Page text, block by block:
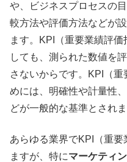
や、ビジネスプロセスの
較方法や評価方法などが
ます。KPI（重要業績評
しても、測られた数値を
さないからです。KPI（
めには、明確性や計量性
どが一般的な基準とされま
あらゆる業界でKPI（重
ますが、特にマーケティ